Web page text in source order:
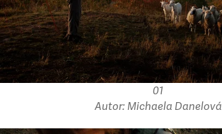
01
Autor: Michaela Danelová